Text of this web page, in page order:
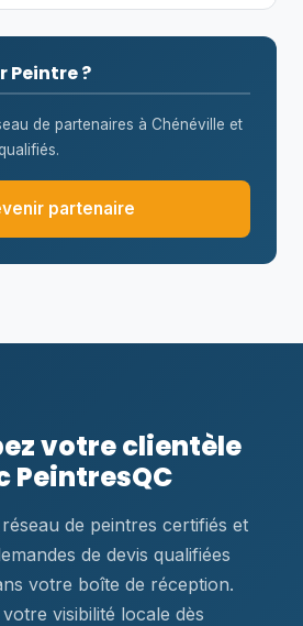
Peintre ?
de partenaires à Chénéville et
partenaire
votre clientèle
PeintresQC
de peintres certifiés et
de devis qualifiées
votre boîte de réception.
visibilité locale dès